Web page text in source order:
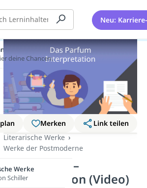
Neu:
Merken
Link teilen
Literarische Werke
Werke der Postmoderne
Das Parfum –
Interpretation (Video)
sich!
deine Chancen.
Werke
Schiller